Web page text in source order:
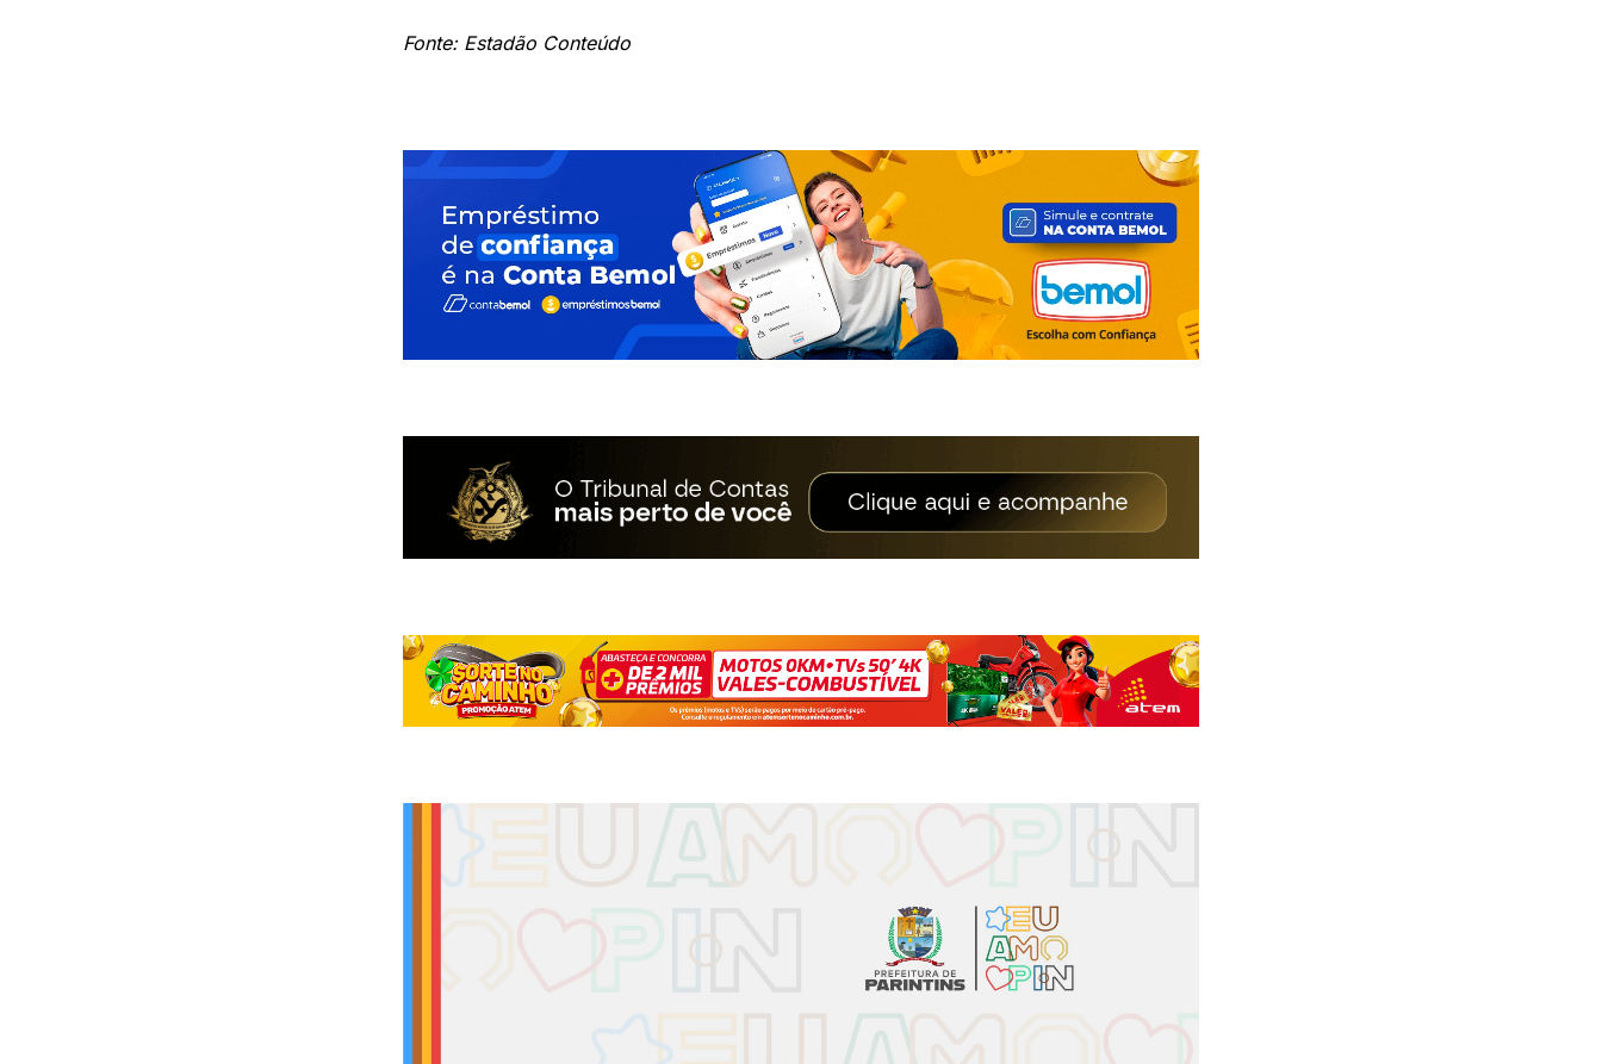
Fonte: Estadão Conteúdo